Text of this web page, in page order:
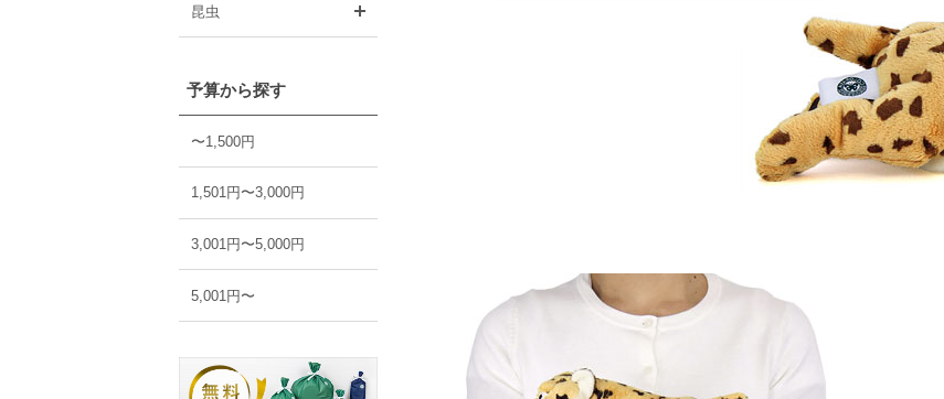
昆虫
予算から探す
〜1,500円
1,501円〜3,000円
3,001円〜5,000円
5,001円〜